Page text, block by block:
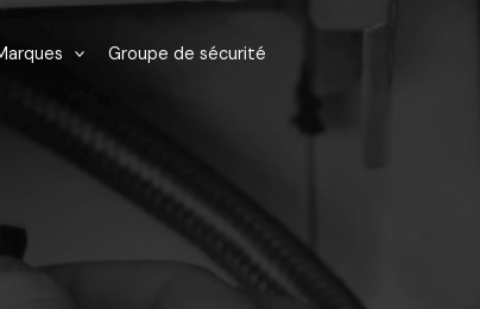
Groupe de sécurité